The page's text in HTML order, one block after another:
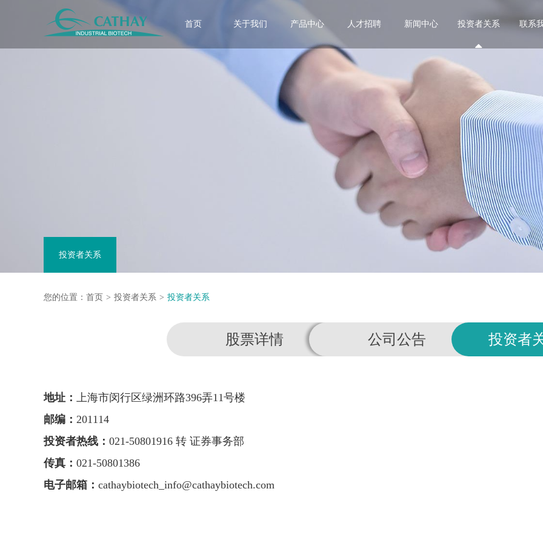
首页 关于我们 产品中心 人才招聘 新闻中心 投资者关系 联系
投资者关系
您的位置： 首页 投资者关系 投资者关系
股票详情 公司公告 投资者
地址： 上海市闵行区绿洲环路396弄11号楼
邮编： 201114
投资者热线： 021-50801916 转 证券事务部
传真： 021-50801386
电子邮箱： cathaybiotech_info@cathaybiotech.com